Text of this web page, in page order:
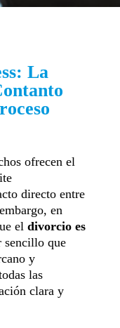
La
ofrecen el
directo entre
en
el divorcio es
que
y
las
clara y